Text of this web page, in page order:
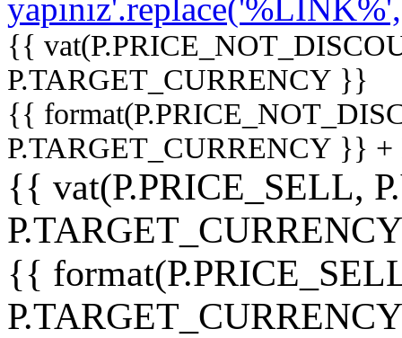
{{
P.TARGET_CURRENCY }}
{{
P.TARGET_CURRENCY }}
{{ vat(P.PRICE_SELL,
{{